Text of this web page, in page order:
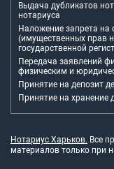
Выдача дубликатов
нотариуса
Наложение запрета
(имущественных прав
государственной
Передача заявлений
физическим и
Принятие на депозит
Принятие на хранение
Нотариус Харьков. Все
материалов только при